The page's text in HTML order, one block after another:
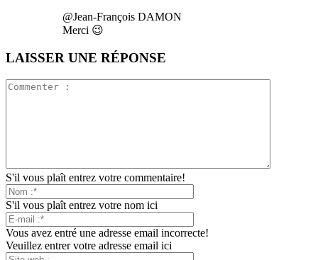
@Jean-François DAMON
Merci 😉
LAISSER UNE RÉPONSE
S'il vous plaît entrez votre commentaire!
S'il vous plaît entrez votre nom ici
Vous avez entré une adresse email incorrecte!
Veuillez entrer votre adresse email ici